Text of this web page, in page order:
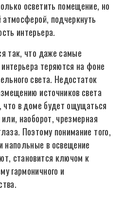
осветить помещение, но
атмосферой, подчеркнуть
интерьера.
так, что даже самые
теряются на фоне
света. Недостаток
источников света
что в доме будет ощущаться
наоборот, чрезмерная
Поэтому понимание того,
напольные в освещение
становится ключом к
гармоничного и